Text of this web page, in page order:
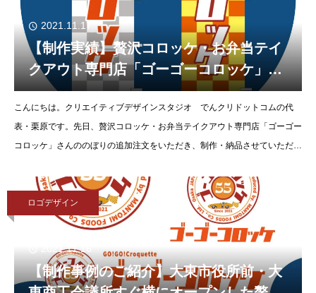
2021.11.17
【制作実績】贅沢コロッケ・お弁当テイ
クアウト専門店「ゴーゴーコロッケ」さ
んののぼりを制作・納品させていただき
ました。
こんにちは。クリエイティブデザインスタジオ でんクリドットコムの代
表・栗原です。先日、贅沢コロッケ・お弁当テイクアウト専門店「ゴーゴー
コロッケ」さんののぼりの追加注文をいただき、制作・納品させていただき
ロゴデザイン
2021.11.16
【制作事例のご紹介】大東市役所前・大